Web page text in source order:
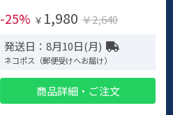
-25% ￥ 1,980 ￥2,640
発送日：8月10日(月)
ネコポス（郵便受けへお届け）
商品詳細・ご注文